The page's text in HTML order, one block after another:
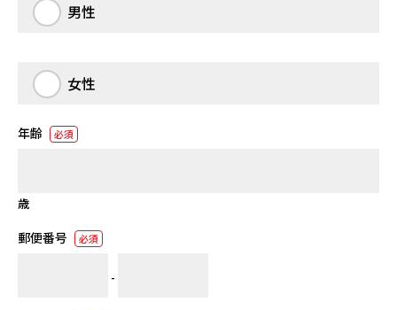
男性
女性
年齢 必須
歳
郵便番号 必須
-